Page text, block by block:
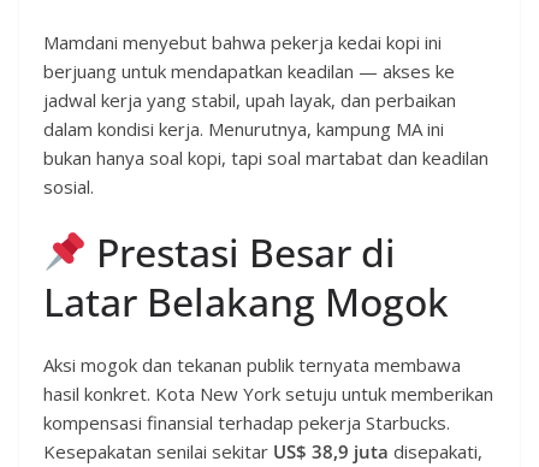
Mamdani menyebut bahwa pekerja kedai kopi ini
berjuang untuk mendapatkan keadilan — akses ke
jadwal kerja yang stabil, upah layak, dan perbaikan
dalam kondisi kerja. Menurutnya, kampung MA ini
bukan hanya soal kopi, tapi soal martabat dan keadilan
sosial.
Prestasi Besar di
Latar Belakang Mogok
Aksi mogok dan tekanan publik ternyata membawa
hasil konkret. Kota New York setuju untuk memberikan
kompensasi finansial terhadap pekerja Starbucks.
Kesepakatan senilai sekitar US$ 38,9 juta disepakati,